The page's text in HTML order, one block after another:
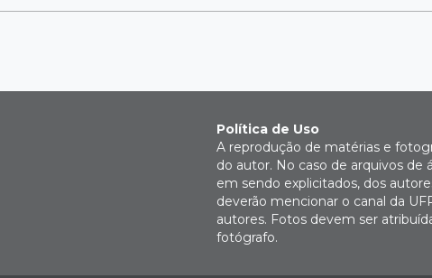
Política de Uso
A reprodução de matérias e
do autor. No caso de arquivos de
em sendo explicitados, dos
deverão mencionar o canal da
autores. Fotos devem ser
fotógrafo.